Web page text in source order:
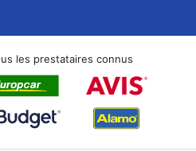
les prestataires connus